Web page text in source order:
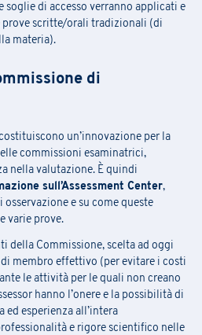
soglie di accesso verranno applicati e
prove scritte/orali tradizionali (di
materia).
di
un’innovazione per la
commissioni esaminatrici,
nella valutazione. È quindi
sull’Assessment Center,
e su come queste
varie prove.
della Commissione, scelta ad oggi
membro effettivo (per evitare i costi
le attività per le quali non creano
hanno l’onere e la possibilità di
esperienza all’intera
e rigore scientifico nelle